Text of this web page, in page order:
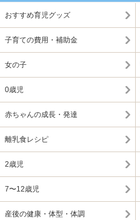
おすすめ育児グッズ
子育ての費用・補助金
女の子
0歳児
赤ちゃんの成長・発達
離乳食レシピ
2歳児
7〜12歳児
産後の健康・体型・体調